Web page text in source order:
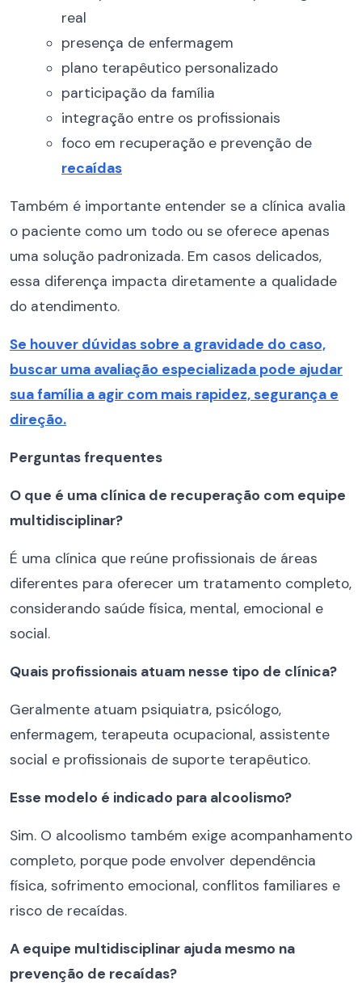
real
presença de enfermagem
plano terapêutico personalizado
participação da família
integração entre os profissionais
foco em recuperação e prevenção de
recaídas
Também é importante entender se a clínica avalia
o paciente como um todo ou se oferece apenas
uma solução padronizada. Em casos delicados,
essa diferença impacta diretamente a qualidade
do atendimento.
Se houver dúvidas sobre a gravidade do caso,
buscar uma avaliação especializada pode ajudar
sua família a agir com mais rapidez, segurança e
direção.
Perguntas frequentes
O que é uma clínica de recuperação com equipe
multidisciplinar?
É uma clínica que reúne profissionais de áreas
diferentes para oferecer um tratamento completo,
considerando saúde física, mental, emocional e
social.
Quais profissionais atuam nesse tipo de clínica?
Geralmente atuam psiquiatra, psicólogo,
enfermagem, terapeuta ocupacional, assistente
social e profissionais de suporte terapêutico.
Esse modelo é indicado para alcoolismo?
Sim. O alcoolismo também exige acompanhamento
completo, porque pode envolver dependência
física, sofrimento emocional, conflitos familiares e
risco de recaídas.
A equipe multidisciplinar ajuda mesmo na
prevenção de recaídas?